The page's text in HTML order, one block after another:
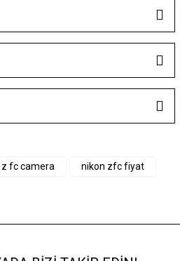
fc camera nikon zfc fiyat